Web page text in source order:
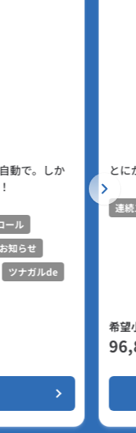
動で。しか
ール
知らせ
ツナガルde
とに
連
希望